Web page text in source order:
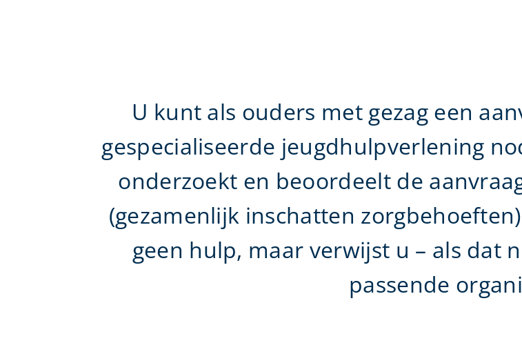
U kunt als ouders met gezag een
gespecialiseerde jeugdhulpverlening
onderzoekt en beoordeelt de
(gezamenlijk inschatten
geen hulp, maar verwijst u – als dat
passende